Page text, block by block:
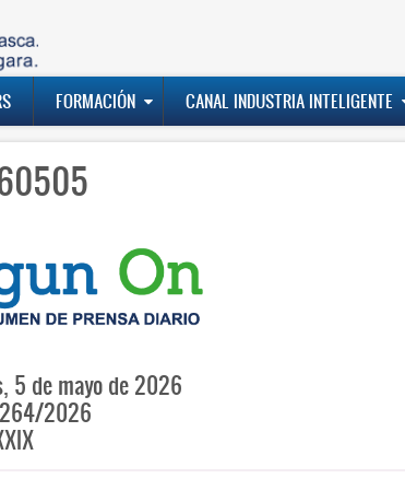
FORMACIÓN CANAL INDUSTRIA INTELIGENTE
5 de mayo de 2026
2026